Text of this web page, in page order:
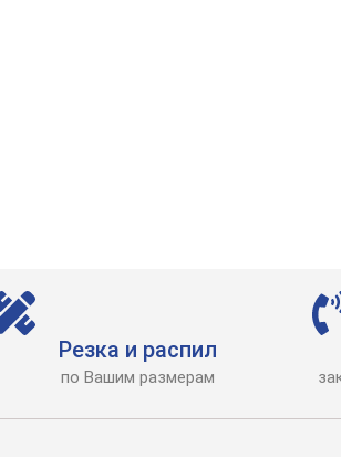
Резка и распил
по Вашим размерам